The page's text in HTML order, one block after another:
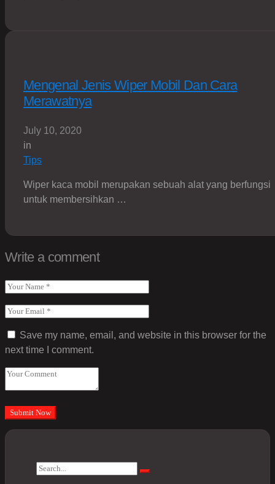
Mengenal Jenis Wiper Mobil Dan Cara
Merawatnya
July 10, 2020
in
Tips
Wiper kaca mobil merupakan sebuah alat yang berfungsi
untuk membersihkan …
Write a comment
Save my name, email, and website in this browser for the
next time I comment.
Search
Search